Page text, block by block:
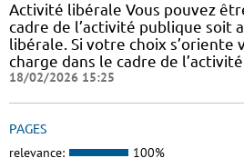
Activité libérale Vous pouvez
cadre de l’activité publique soit
libérale. Si votre choix s’oriente
charge dans le cadre de l’activité
18/02/2026 15:25
PAGES
relevance: 100%